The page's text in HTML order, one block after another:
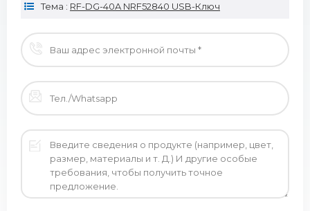
Тема : RF-DG-40A NRF52840 USB-Ключ